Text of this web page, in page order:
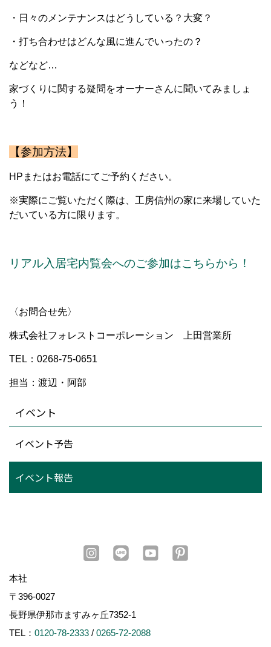
・日々のメンテナンスはどうしている？大変？
・打ち合わせはどんな風に進んでいったの？
などなど…
家づくりに関する疑問をオーナーさんに聞いてみましょ
う！
【参加方法】
HPまたはお電話にてご予約ください。
※実際にご覧いただく際は、工房信州の家に来場していた
だいている方に限ります。
リアル入居宅内覧会へのご参加はこちらから！
〈お問合せ先〉
株式会社フォレストコーポレーション 上田営業所
TEL：0268-75-0651
担当：渡辺・阿部
イベント
イベント予告
イベント報告
本社
〒396-0027
長野県伊那市ますみヶ丘7352-1
TEL： 0120-78-2333 / 0265-72-2088